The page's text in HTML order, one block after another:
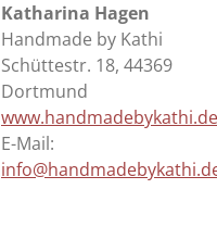
Katharina Hagen
Handmade by Kathi
Schüttestr. 18, 44369
Dortmund
www.handmadebykathi.de
E-Mail: